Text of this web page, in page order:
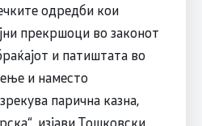
одредби кои
прекршоци во законот
и патиштата во
и наместо
парична казна,
изјави Тошковски.